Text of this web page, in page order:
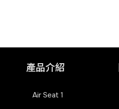
產品介紹
Air Seat 1